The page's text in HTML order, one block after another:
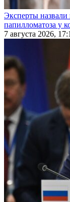
Эксперты
папилломатоза у
7 августа 2026,